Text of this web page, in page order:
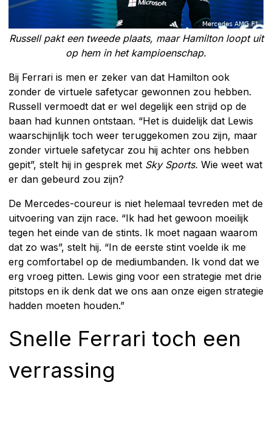
Russell pakt een tweede plaats, maar Hamilton loopt uit
op hem in het kampioenschap.
Bij Ferrari is men er zeker van dat Hamilton ook
zonder de virtuele safetycar gewonnen zou hebben.
Russell vermoedt dat er wel degelijk een strijd op de
baan had kunnen ontstaan. “Het is duidelijk dat Lewis
waarschijnlijk toch weer teruggekomen zou zijn, maar
zonder virtuele safetycar zou hij achter ons hebben
gepit”, stelt hij in gesprek met Sky Sports. Wie weet wat
er dan gebeurd zou zijn?
De Mercedes-coureur is niet helemaal tevreden met de
uitvoering van zijn race. “Ik had het gewoon moeilijk
tegen het einde van de stints. Ik moet nagaan waarom
dat zo was”, stelt hij. “In de eerste stint voelde ik me
erg comfortabel op de mediumbanden. Ik vond dat we
erg vroeg pitten. Lewis ging voor een strategie met drie
pitstops en ik denk dat we ons aan onze eigen strategie
hadden moeten houden.”
Snelle Ferrari toch een
verrassing